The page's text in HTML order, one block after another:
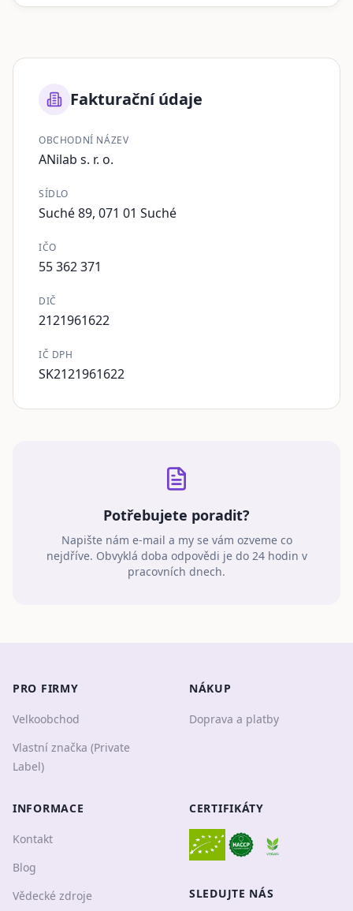
Fakturační údaje
OBCHODNÍ NÁZEV
ANilab s. r. o.
SÍDLO
Suché 89, 071 01 Suché
IČO
55 362 371
DIČ
2121961622
IČ DPH
SK2121961622
Potřebujete poradit?
Napište nám e-mail a my se vám ozveme co
nejdříve. Obvyklá doba odpovědi je do 24 hodin v
pracovních dnech.
PRO FIRMY
Velkoobchod
Vlastní značka (Private
Label)
NÁKUP
Doprava a platby
INFORMACE
Kontakt
Blog
Vědecké zdroje
CERTIFIKÁTY
SLEDUJTE NÁS